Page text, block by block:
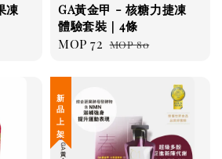
凍
GA黃金甲 - 核糖力捷凍
體驗套裝｜4條
Sale
MOP 72 Regular
MOP 80
新 品 上 架